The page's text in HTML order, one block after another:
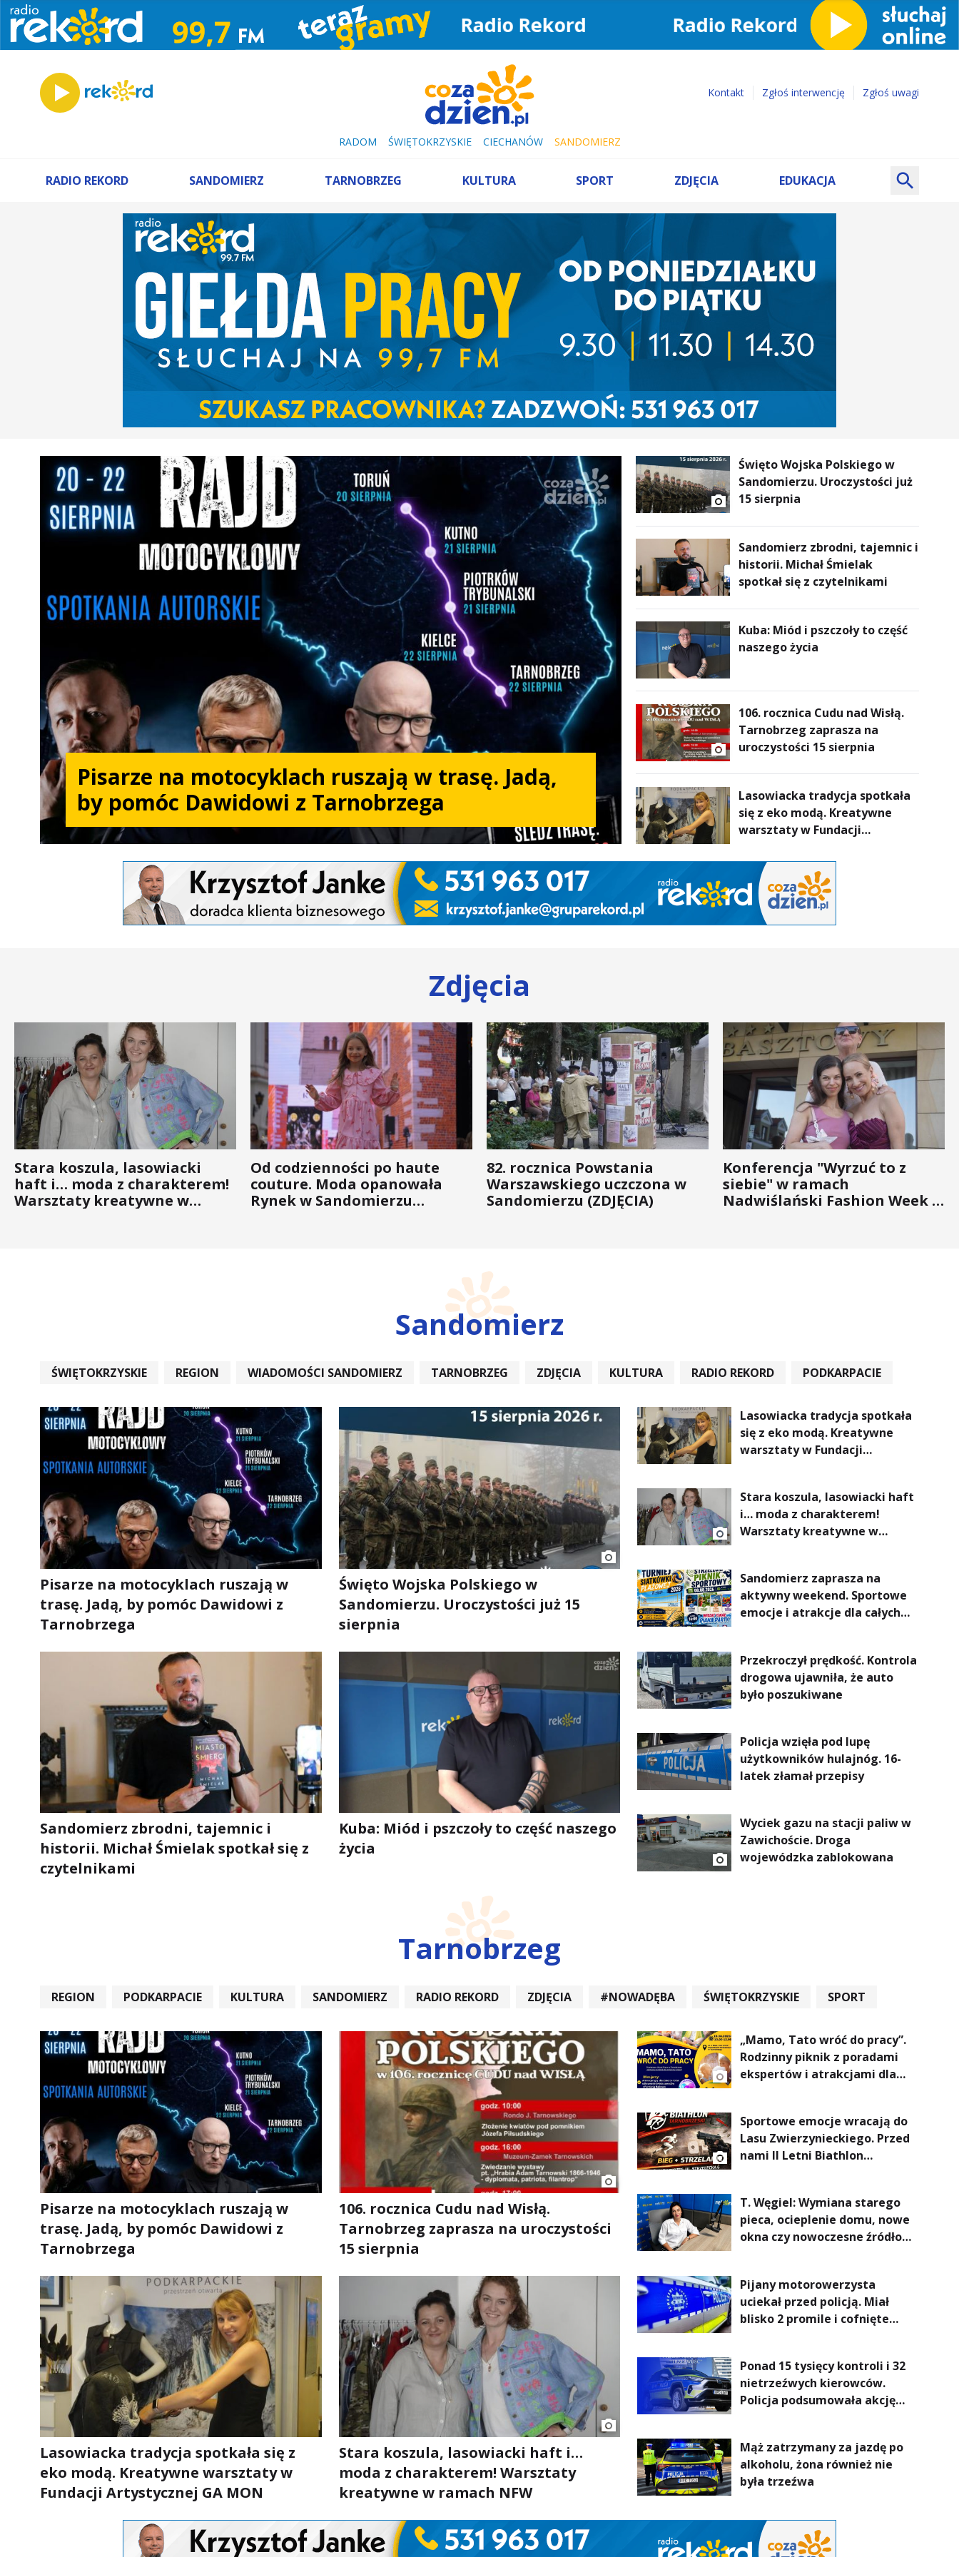
Radio Rekord
Kontakt Zgłoś interwencję Zgłoś uwagi
RADOM ŚWIĘTOKRZYSKIE CIECHANÓW SANDOMIERZ
RADIO REKORD SANDOMIERZ TARNOBRZEG KULTURA SPORT ZDJĘCIA EDUKACJA
Pisarze na motocyklach ruszają w trasę. Jadą,
by pomóc Dawidowi z Tarnobrzega
Święto Wojska Polskiego w
Sandomierzu. Uroczystości już
15 sierpnia
Sandomierz zbrodni, tajemnic i
historii. Michał Śmielak
spotkał się z czytelnikami
Kuba: Miód i pszczoły to część
naszego życia
106. rocznica Cudu nad Wisłą.
Tarnobrzeg zaprasza na
uroczystości 15 sierpnia
Lasowiacka tradycja spotkała
się z eko modą. Kreatywne
warsztaty w Fundacji
Zdjęcia
Stara koszula, lasowiacki
haft i… moda z charakterem!
Warsztaty kreatywne w
Od codzienności po haute
couture. Moda opanowała
Rynek w Sandomierzu
82. rocznica Powstania
Warszawskiego uczczona w
Sandomierzu (ZDJĘCIA)
Konferencja "Wyrzuć to z
siebie" w ramach
Nadwiślański Fashion Week -
Sandomierz
ŚWIĘTOKRZYSKIE REGION WIADOMOŚCI SANDOMIERZ TARNOBRZEG ZDJĘCIA KULTURA RADIO REKORD
PODKARPACIE
Pisarze na motocyklach ruszają w
trasę. Jadą, by pomóc Dawidowi z
Tarnobrzega
Święto Wojska Polskiego w
Sandomierzu. Uroczystości już 15
sierpnia
Sandomierz zbrodni, tajemnic i
historii. Michał Śmielak spotkał się z
czytelnikami
Kuba: Miód i pszczoły to część naszego
życia
Lasowiacka tradycja spotkała
się z eko modą. Kreatywne
warsztaty w Fundacji
Stara koszula, lasowiacki haft
i… moda z charakterem!
Warsztaty kreatywne w
Sandomierz zaprasza na
aktywny weekend. Sportowe
emocje i atrakcje dla całych
Przekroczył prędkość. Kontrola
drogowa ujawniła, że auto
było poszukiwane
Policja wzięła pod lupę
użytkowników hulajnóg. 16-
latek złamał przepisy
Wyciek gazu na stacji paliw w
Zawichoście. Droga
wojewódzka zablokowana
Tarnobrzeg
REGION PODKARPACIE KULTURA SANDOMIERZ RADIO REKORD ZDJĘCIA #NOWADĘBA ŚWIĘTOKRZYSKIE
SPORT
Pisarze na motocyklach ruszają w
trasę. Jadą, by pomóc Dawidowi z
Tarnobrzega
106. rocznica Cudu nad Wisłą.
Tarnobrzeg zaprasza na uroczystości
15 sierpnia
Lasowiacka tradycja spotkała się z
eko modą. Kreatywne warsztaty w
Fundacji Artystycznej GA MON
Stara koszula, lasowiacki haft i…
moda z charakterem! Warsztaty
kreatywne w ramach NFW
„Mamo, Tato wróć do pracy”.
Rodzinny piknik z poradami
ekspertów i atrakcjami dla
Sportowe emocje wracają do
Lasu Zwierzynieckiego. Przed
nami II Letni Biathlon
T. Węgiel: Wymiana starego
pieca, ocieplenie domu, nowe
okna czy nowoczesne źródło
komfort życia i... czystsze
powietrze
Pijany motorowerzysta
uciekał przed policją. Miał
blisko 2 promile i cofnięte
Ponad 15 tysięcy kontroli i 32
nietrzeźwych kierowców.
Policja podsumowała akcję
Mąż zatrzymany za jazdę po
alkoholu, żona również nie
była trzeźwa